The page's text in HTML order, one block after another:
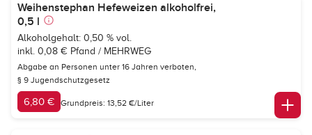
Weihenstephan Hefeweizen alkoholfrei,
0,5 l
Alkoholgehalt: 0,50 % vol.
inkl. 0,08 € Pfand / MEHRWEG
Abgabe an Personen unter 16 Jahren verboten,
§ 9 Jugendschutzgesetz
6,80 € Grundpreis: 13,52 €/Liter